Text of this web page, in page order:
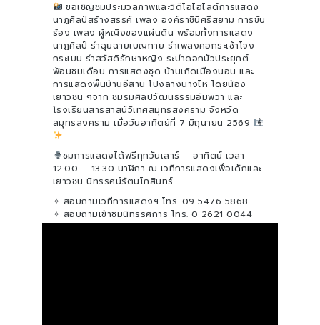
ขอเชิญชมประมวลภาพและวิดีโอไฮไลต์การแสดง
นาฏศิลป์สร้างสรรค์ เพลง องค์ราชินีศรีสยาม การขับ
ร้อง เพลง ผู้หญิงของแผ่นดิน พร้อมทั้งการแสดง
นาฏศิลป์ รำฉุยฉายเบญกาย รำเพลงคอกระเช้าโจง
กระเบน รำสวัสดิรักษาหญิง ระบำดอกบัวประยุกต์
ฟ้อนชมเดือน การแสดงชุด บ้านเกิดเมืองนอน และ
การแสดงพื้นบ้านอีสาน โปงลางนางไห โดยน้อง
เยาวชน ๆจาก ชมรมศิลปวัฒนธรรมอัมพวา และ
โรงเรียนสารสาสน์วิเทศสมุทรสงคราม จังหวัด
สมุทรสงคราม เมื่อวันอาทิตย์ที่ 7 มิถุนายน 2569
ชมการแสดงได้ฟรีทุกวันเสาร์ – อาทิตย์ เวลา
12.00 – 13.30 นาฬิกา ณ เวทีการแสดงเพื่อเด็กและ
เยาวชน นิทรรศน์รัตนโกสินทร์
✧ สอบถามเวทีการแสดงฯ โทร. 09 5476 5868
✧ สอบถามเข้าชมนิทรรศการ โทร. 0 2621 0044